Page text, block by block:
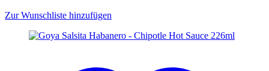
Zur Wunschliste hinzufügen